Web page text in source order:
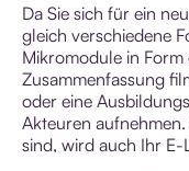
Da Sie sich für ein
gleich verschiedene
Mikromodule in Form
Zusammenfassung
oder eine
Akteuren
sind, wird auch Ihr